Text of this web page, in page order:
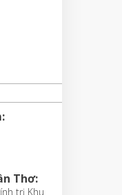
Thơ:
trị Khu